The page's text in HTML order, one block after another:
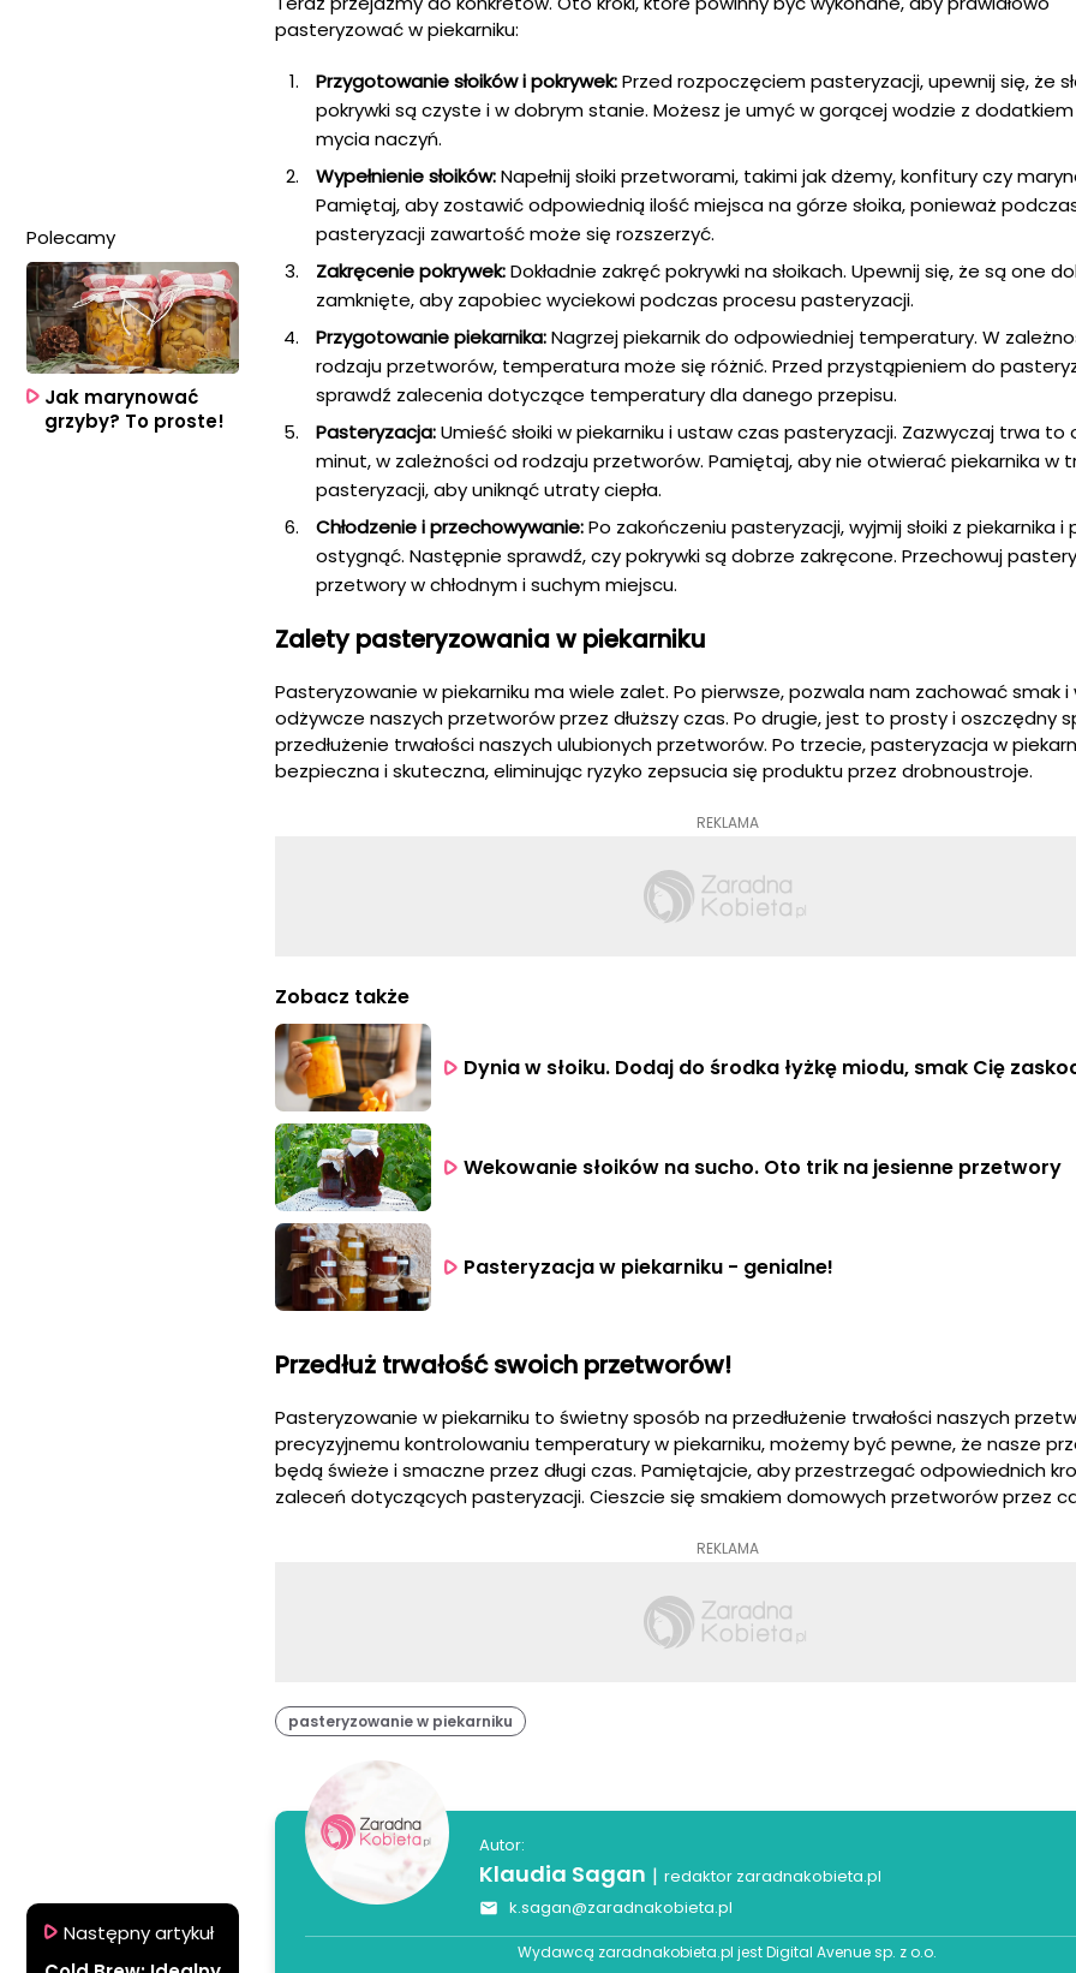
pasteryzować w piekarniku:
Przygotowanie słoików i pokrywek:Przed rozpoczęciem pasteryzacji, upewnij się, że
pokrywki są czyste i w dobrym stanie. Możesz je umyć w gorącej wodzie z dodatkiem
mycia naczyń.
Wypełnienie słoików:Napełnij słoiki przetworami, takimi jak dżemy, konfitury czy
Pamiętaj, aby zostawić odpowiednią ilość miejsca na górze słoika, ponieważ
pasteryzacji zawartość może się rozszerzyć.
Zakręcenie pokrywek:Dokładnie zakręć pokrywki na słoikach. Upewnij się, że są one
zamknięte, aby zapobiec wyciekowi podczas procesu pasteryzacji.
Przygotowanie piekarnika:Nagrzej piekarnik do odpowiedniej temperatury. W
rodzaju przetworów, temperatura może się różnić. Przed przystąpieniem do
sprawdź zalecenia dotyczące temperatury dla danego przepisu.
Pasteryzacja:Umieść słoiki w piekarniku i ustaw czas pasteryzacji. Zazwyczaj trwa to
minut, w zależności od rodzaju przetworów. Pamiętaj, aby nie otwierać piekarnika w
pasteryzacji, aby uniknąć utraty ciepła.
Chłodzenie i przechowywanie:Po zakończeniu pasteryzacji, wyjmij słoiki z piekarnika i
ostygnąć. Następnie sprawdź, czy pokrywki są dobrze zakręcone. Przechowuj
przetwory w chłodnym i suchym miejscu.
Zalety pasteryzowania w piekarniku
Pasteryzowanie w piekarniku ma wiele zalet. Po pierwsze, pozwala nam zachować smak
odżywcze naszych przetworów przez dłuższy czas. Po drugie, jest to prosty i oszczędny
przedłużenie trwałości naszych ulubionych przetworów. Po trzecie, pasteryzacja w
bezpieczna i skuteczna, eliminując ryzyko zepsucia się produktu przez drobnoustroje.
REKLAMA
Zobacz także
Dynia w słoiku. Dodaj do środka łyżkę miodu, smak Cię
Wekowanie słoików na sucho. Oto trik na jesienne przetwory
Pasteryzacja w piekarniku - genialne!
Przedłuż trwałość swoich przetworów!
Pasteryzowanie w piekarniku to świetny sposób na przedłużenie trwałości naszych
precyzyjnemu kontrolowaniu temperatury w piekarniku, możemy być pewne, że nasze
będą świeże i smaczne przez długi czas. Pamiętajcie, aby przestrzegać odpowiednich
zaleceń dotyczących pasteryzacji. Cieszcie się smakiem domowych przetworów przez
REKLAMA
pasteryzowanie w piekarniku
Autor:
Klaudia Sagan | redaktor zaradnakobieta.pl
k.sagan@zaradnakobieta.pl
Wydawcą zaradnakobieta.pl jestDigital Avenue sp. z o.o.
Polecamy
Jak marynować
grzyby? To proste!
Następny artykuł